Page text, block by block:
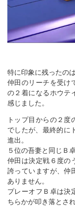
特に印象に残ったの
仲田のリーチを受け
の２着になるホウテ
感じました。
トップ目からの２
でしたが、最終的に
進出。
５位の吾妻と同じＢ
仲田は決定戦６度の
誇っていますが、仲
ありません。
プレーオフＢ卓は決
ちらかが叩き落とさ